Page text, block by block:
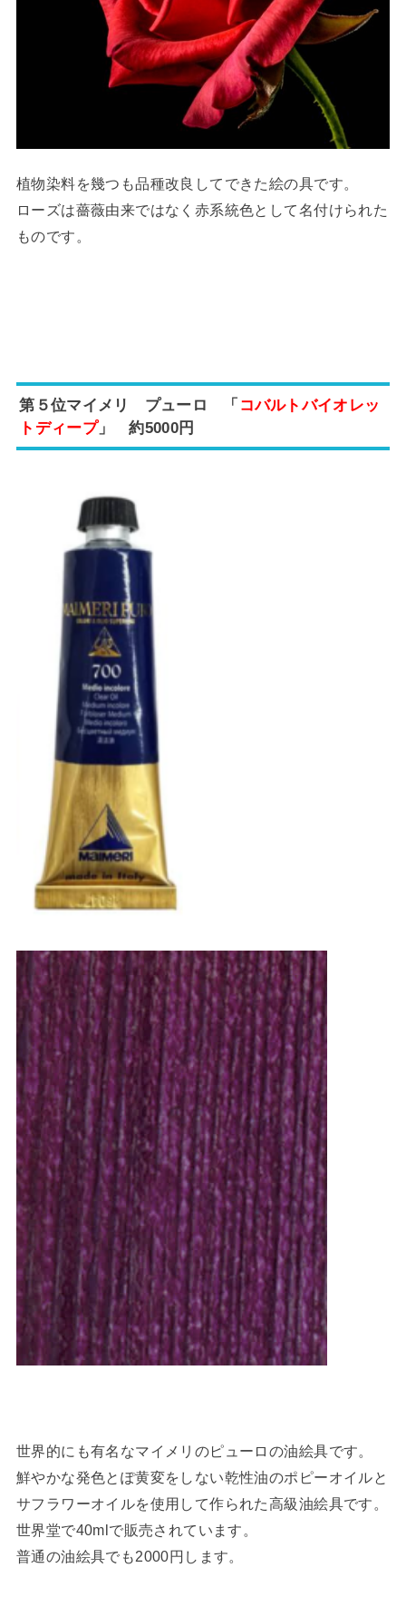
植物染料を幾つも品種改良してできた絵の具です。
ローズは薔薇由来ではなく赤系統色として名付けられた
ものです。
第５位マイメリ プューロ 「 コバルトバイオレッ
トディープ」 約5000円
世界的にも有名なマイメリのピューロの油絵具です。
鮮やかな発色とぽ黄変をしない乾性油のポピーオイルと
サフラワーオイルを使用して作られた高級油絵具です。
世界堂で40mlで販売されています。
普通の油絵具でも2000円します。